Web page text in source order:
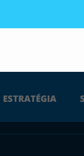
ESTRATÉGIA